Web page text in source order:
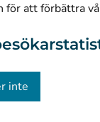
för att förbättra
inte